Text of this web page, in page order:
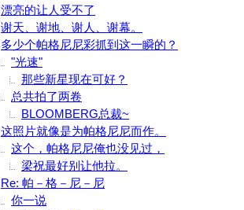
漂亮的让人受不了
谢天、谢地、谢人、谢幕。
多少个帕格尼尼彩抓到这一瞬的？
"光速"
那些新星现在可好？
总共拍了两卷
BLOOMBERG总裁~
这照片就像是为帕格尼尼而作。
这个，帕格尼尼俺也没见过，
梁祝最好别让他拉。
Re: 帕－格－尼－尼
你一说